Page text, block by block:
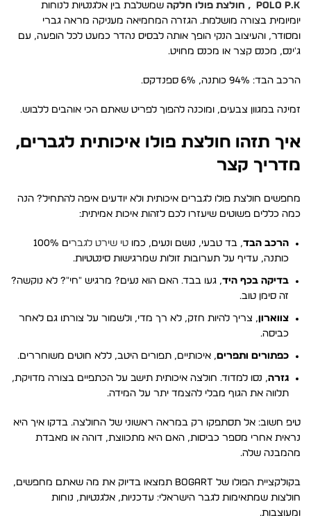
POLO P.K , חולצת פולו חלקה
שמשלבת בין אלגנטיות לנוחות
יומיומית בצורה מושלמת. הגזרה המחמיאה מעניקה מראה גברי
ומסודר, והעיצוב הנקי הופך אותה לבסיס נהדר כמעט לכל הופעה, עם
ג'ינס, מכנס קצר או מכנס מחויט.
הרכב הבד: 94% כותנה, 6% ספנדקס.
זמינה במגוון צבעים, ומוכנה להפוך לפריט שאתם הכי אוהבים ללבוש.
איך תזהו חולצת פולו איכותית לגברים,
מדריך קצר
מחפשים חולצת פולו לגברים איכותית ולא יודעים איפה להתחיל? הנה
כמה כללים פשוטים שיעזרו לכם לזהות איכות אמיתית:
הרכב הבד, בד טבעי, נושם ונעים, כמו טי שירט לגבר
ים 100%
כותנה, עדיף על תערובות זולות שמרגישות סינטטיות.
בדיקה בכף היד, געו בבד. האם הוא נעים? מרגיש "חי"? לא נוקשה?
זה סימן טוב.
צווארון, צריך להיות חזק, לא רך מדי, ולשמור על צורתו גם לאחר
כביסה.
כפתורים ותפרים, איכותיים, תפורים היטב, ללא חוטים משוחררים.
גזרה, נסו למדוד. חולצה איכותית תישב על הכתפיים בצורה מדויקת,
תלווה את הגוף מבלי להצמד יתר על המידה.
טיפ חשוב: אל תסתפקו רק במראה ראשוני של החולצה. בדקו איך היא
נראית אחרי מספר כביסות, האם היא מתכווצת, דוהה או מאבדת
מהמבנה שלה.
בקולקציית הפולו של BOGART תמצאו בדיוק את מה שאתם מחפשים,
חולצות שמתאימות לגבר הישראלי: עדכניות, אלגנטיות, נוחות
ומעוצבות.